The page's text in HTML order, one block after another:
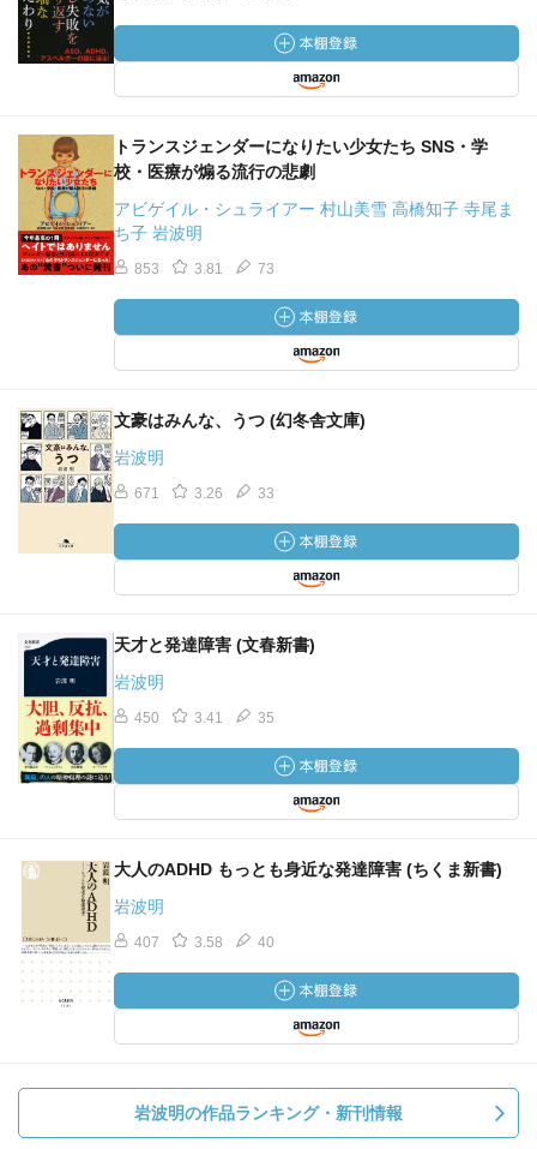
トランスジェンダーになりたい少女たち SNS・学
校・医療が煽る流行の悲劇
アビゲイル・シュライアー 村山美雪 高橋知子 寺尾ま
ち子 岩波明
853 3.81 73
文豪はみんな、うつ (幻冬舎文庫)
岩波明
671 3.26 33
天才と発達障害 (文春新書)
岩波明
450 3.41 35
大人のADHD もっとも身近な発達障害 (ちくま新書)
岩波明
407 3.58 40
岩波明の作品ランキング・新刊情報